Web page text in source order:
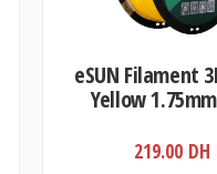
eSUN Filament
Yellow
219.00 DH